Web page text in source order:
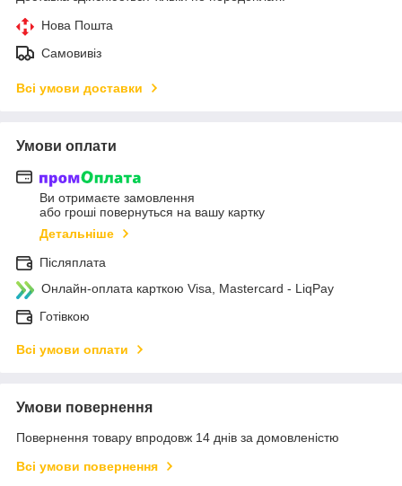
Нова Пошта
Самовивіз
Всі умови доставки
Умови оплати
Ви отримаєте замовлення
або гроші повернуться на вашу картку
Детальніше
Післяплата
Онлайн-оплата карткою Visa, Mastercard - LiqPay
Готівкою
Всі умови оплати
Умови повернення
Повернення товару впродовж 14 днів за домовленістю
Всі умови повернення